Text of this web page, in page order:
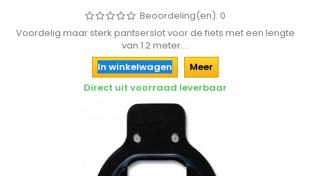
Beoordeling(en): 0
Voordelig maar sterk pantserslot voor de fiets met een lengte
van 1.2 meter....
In winkelwagen
Meer
Direct uit voorraad leverbaar